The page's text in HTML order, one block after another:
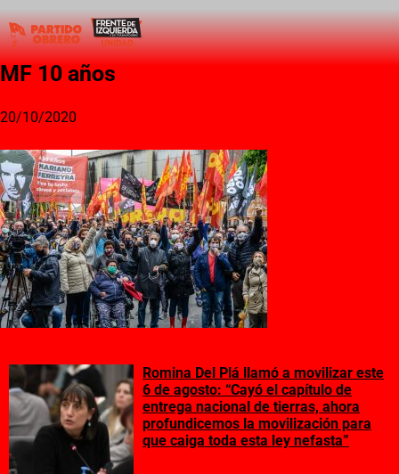
MF 10 años
20/10/2020
Romina Del Plá llamó a movilizar este
6 de agosto: “Cayó el capítulo de
entrega nacional de tierras, ahora
profundicemos la movilización para
que caiga toda esta ley nefasta”